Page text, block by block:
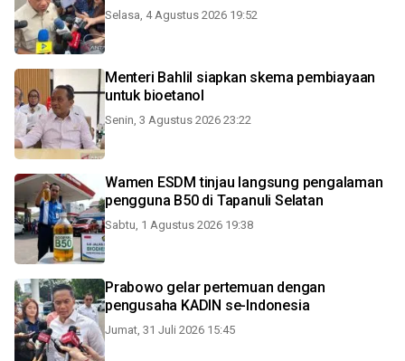
Selasa, 4 Agustus 2026 19:52
Menteri Bahlil siapkan skema pembiayaan
untuk bioetanol
Senin, 3 Agustus 2026 23:22
Wamen ESDM tinjau langsung pengalaman
pengguna B50 di Tapanuli Selatan
Sabtu, 1 Agustus 2026 19:38
Prabowo gelar pertemuan dengan
pengusaha KADIN se-Indonesia
Jumat, 31 Juli 2026 15:45